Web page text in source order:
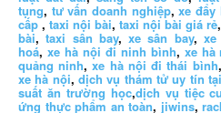
tụng, tư vấn doanh nghiệp,xe đẩy
cấp , taxi nội bài, taxi nội bài giá rẻ,
bài,taxi sân bay,xe sân bay,
hoá, xe hà nội đi ninh bình, xe hà
quảng ninh,xe hà nội đi thái bình,
xe hà nội,dịch vụ thám tử uy tín
suất ăn trường học,dịch vụ tiệc
ứng thực phẩm an toàn, jiwins,